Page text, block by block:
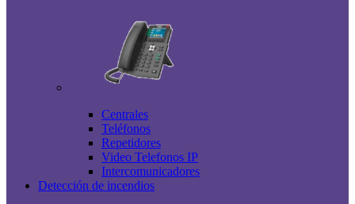
Centrales
Teléfonos
Repetidores
Video Telefonos IP
Intercomunicadores
Detección de incendios